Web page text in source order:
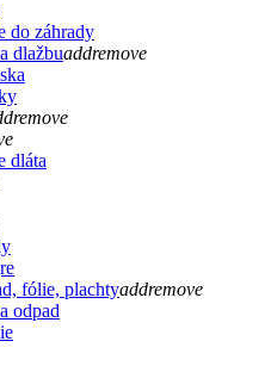
do záhrady
dlažbuaddremove
remove
dláta
fólie, plachtyaddremove
odpad